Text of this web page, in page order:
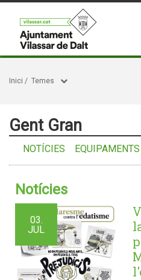
Inici / Temes
Gent Gran
NOTÍCIES EQUIPAMENTS
Notícies
03.
JUL